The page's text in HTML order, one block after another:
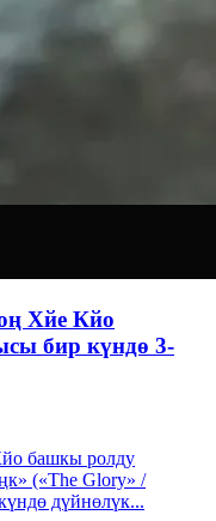
Хйе Кйо
бир күндө 3-
башкы ролду
(«The Glory» /
дүйнөлүк...